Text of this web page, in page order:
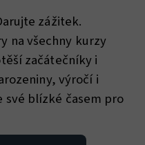
zážitek.
na všechny kurzy
začátečníky i
výročí i
blízké časem pro